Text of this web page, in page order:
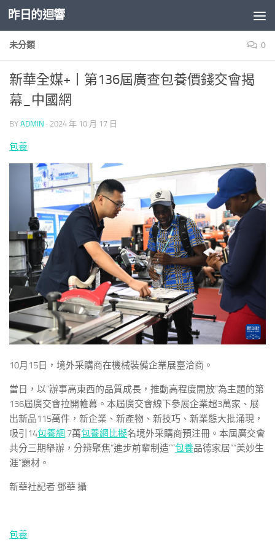
Skip to content
昨日的迴響
未分類 0
新華全媒+丨第136屆廣查包養價錢交會揭
幕_中國網
BY ADMIN · 2024 年 10 月 17 日
包養
10月15日，境外采購商在機械裝備企業展臺洽商。
當日，以“辦事高東西的品質成長，推動高程度開放”為主題的第
136屆廣交會拉開帷幕。本屆廣交會線下參展企業超3萬家、展
出新品115萬件，新企業、新產物、新技巧、新業態大批涌現，
吸引14包養網.7萬包養網比擬名境外采購商預注冊。本屆廣交會
共分三期舉辦，分辨聚焦“進步前輩制造”“包養品德家居”“美妙生
涯”題材。
新華社記者 鄧華 攝
包養